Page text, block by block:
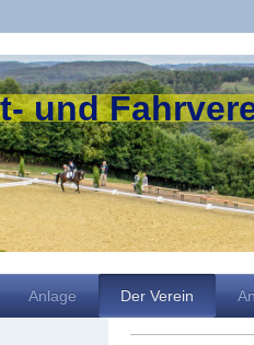
und
Anlage Der Verein